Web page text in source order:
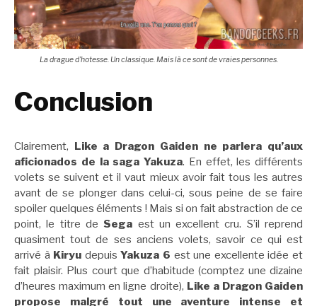
La drague d’hotesse. Un classique. Mais là ce sont de vraies personnes.
Conclusion
Clairement, Like a Dragon Gaiden ne parlera qu’aux
aficionados de la saga Yakuza. En effet, les différents
volets se suivent et il vaut mieux avoir fait tous les autres
avant de se plonger dans celui-ci, sous peine de se faire
spoiler quelques éléments ! Mais si on fait abstraction de ce
point, le titre de Sega est un excellent cru. S’il reprend
quasiment tout de ses anciens volets, savoir ce qui est
arrivé à Kiryu depuisYakuza 6 est une excellente idée et
fait plaisir. Plus court que d’habitude (comptez une dizaine
d’heures maximum en ligne droite), Like a Dragon Gaiden
propose malgré tout une aventure intense et